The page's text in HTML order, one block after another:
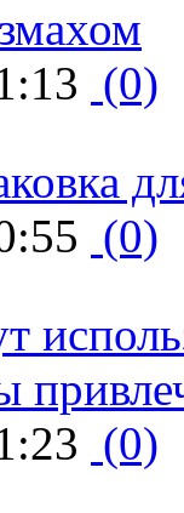
(0)
(0)
(0)